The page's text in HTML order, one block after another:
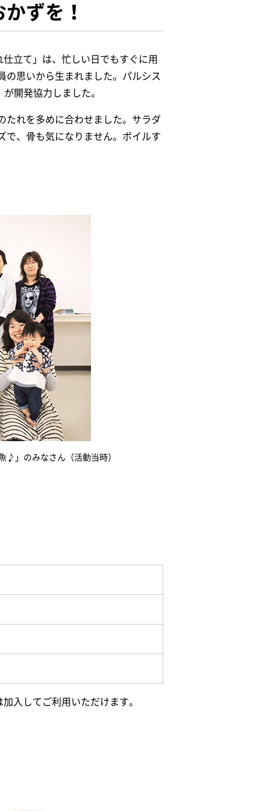
ずを！
立て」は、忙しい日でもすぐに用
の思いから生まれました。パルシス
開発協力しました。
たれを多めに合わせました。サラダ
で、骨も気になりません。ボイルす
♪」のみなさん（活動当時）
入してご利用いただけます。